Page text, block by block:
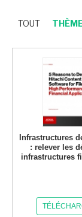
TOUT
Infrastructures
: relever les
infrastructures